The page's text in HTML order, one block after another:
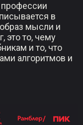
профессии
в
мысли и
это то, чему
и то, что
алгоритмов и